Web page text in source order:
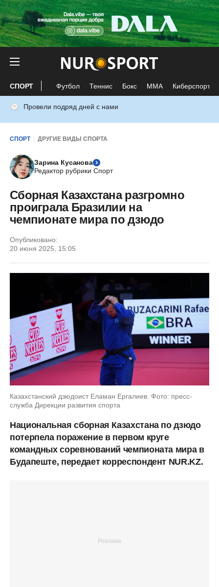
СПОРТ Футбол Теннис Бокс ММА Киберспорт
Провели подряд дней с нами
СПОРТ ДРУГИЕ ВИДЫ СПОРТА
Зарина Кусанова
Редактор рубрики Спорт
Сборная Казахстана разгромно
проиграла Бразилии на
чемпионате мира по дзюдо
Опубликовано:
20 июня 2025, 15:05
Казахстанский дзюдоист Еламан Ергалиев. Фото: пресс-
служба Дирекции развития спорта
Национальная сборная Казахстана по дзюдо
потерпела поражение в первом круге
командных соревнований чемпионата мира в
Будапеште, передает корреспондент NUR.KZ.